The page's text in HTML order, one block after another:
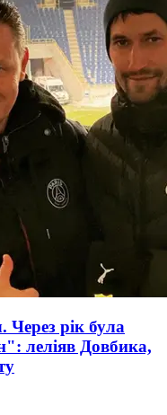
рік була
леліяв Довбика,